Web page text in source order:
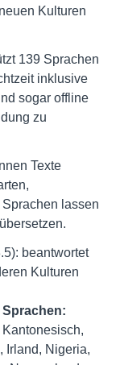
Kulturen
139 Sprachen
inklusive
sogar offline
zu
Texte
lassen
beantwortet
Kulturen
Irland, Nigeria,